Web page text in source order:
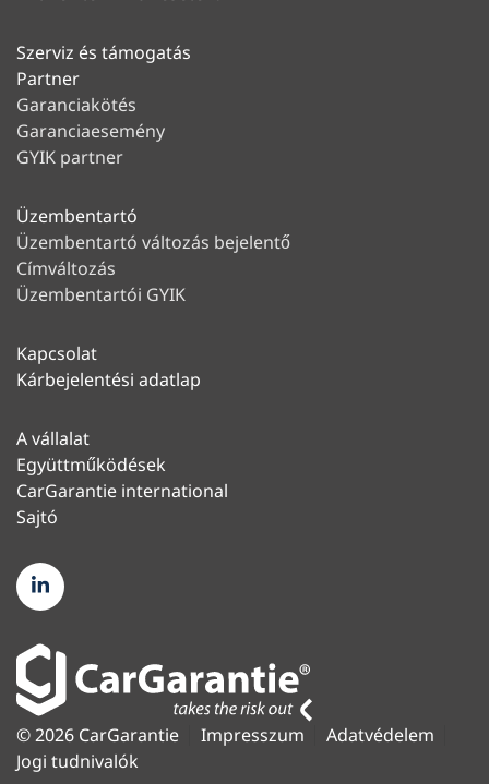
Szerviz és támogatás
Partner
Garanciakötés
Garanciaesemény
GYIK partner
Üzembentartó
Üzembentartó változás bejelentő
Címváltozás
Üzembentartói GYIK
Kapcsolat
Kárbejelentési adatlap
A vállalat
Együttműködések
CarGarantie international
Sajtó
© 2026 CarGarantie Impresszum
Adatvédelem
Jogi tudnivalók